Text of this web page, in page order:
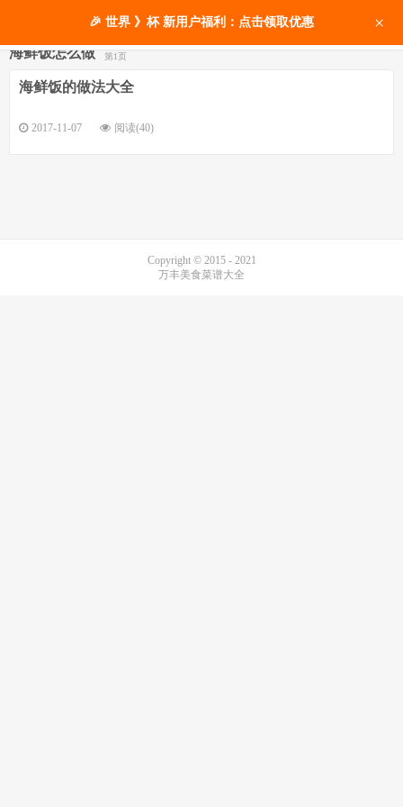
海鲜饭怎么做 第1页
海鲜饭的做法大全
2017-11-07 阅读(40)
Copyright © 2015 - 2021
万丰美食菜谱大全
🎉 世界 》杯 新用户福利：点击领取优惠 ×